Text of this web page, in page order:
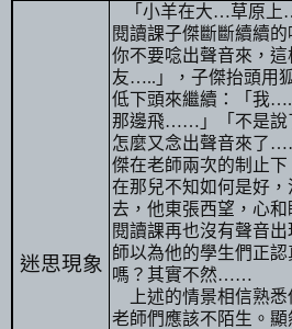
迷思現象
「小羊在大…草原上
閱讀課子傑斷斷續續
你不要唸出聲音來，
友….. 」，子傑抬頭用
低下頭來繼續：「我….
那邊飛…… 」「不是
怎麼又念出聲音來了
傑在老師兩次的制止
在那兒不知如何是好
去，他東張西望，心
閱讀課再也沒有聲音
師以為他的學生們正
嗎？其實不然……
上述的情景相信熟
老師們應該不陌生。